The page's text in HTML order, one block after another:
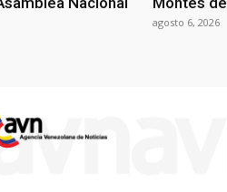
agosto 6, 2026